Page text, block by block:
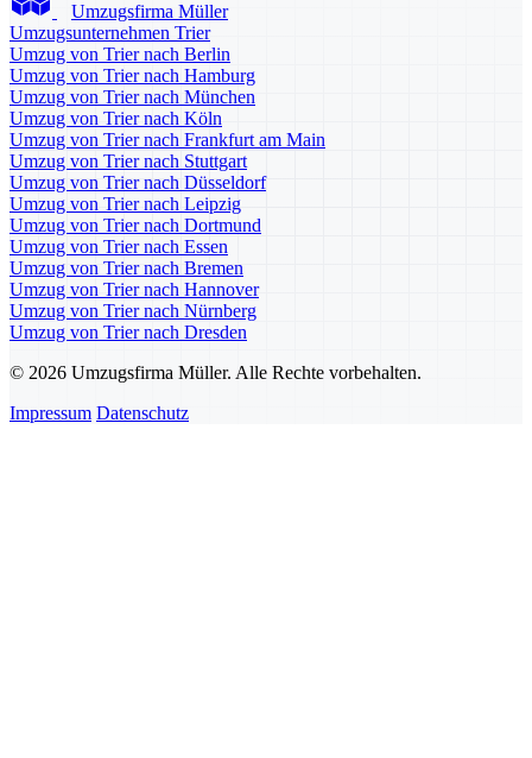
Umzugsfirma Müller
Umzugsunternehmen Trier
Umzug von Trier nach Berlin
Umzug von Trier nach Hamburg
Umzug von Trier nach München
Umzug von Trier nach Köln
Umzug von Trier nach Frankfurt am Main
Umzug von Trier nach Stuttgart
Umzug von Trier nach Düsseldorf
Umzug von Trier nach Leipzig
Umzug von Trier nach Dortmund
Umzug von Trier nach Essen
Umzug von Trier nach Bremen
Umzug von Trier nach Hannover
Umzug von Trier nach Nürnberg
Umzug von Trier nach Dresden
© 2026 Umzugsfirma Müller. Alle Rechte vorbehalten.
Impressum Datenschutz